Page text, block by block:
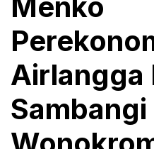
Airlangga
Sambangi